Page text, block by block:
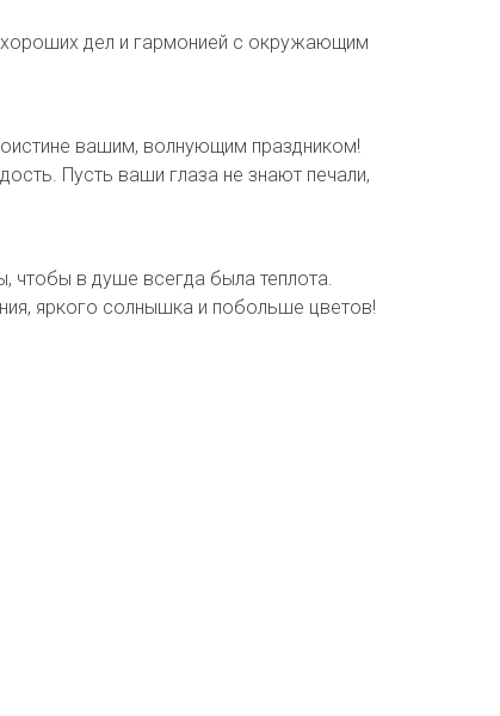
дел и гармонией с окружающим
вашим, волнующим праздником!
Пусть ваши глаза не знают печали,
чтобы в душе всегда была теплота.
яркого солнышка и побольше цветов!